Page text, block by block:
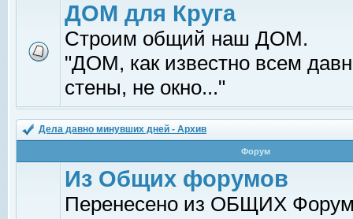
ДОМ для Круга
Строим общий наш ДОМ.
"ДОМ, как известно всем
стены, не окно..."
Дела давно минувших дней - Архив
Форум
Из Общих форумов
Перенесено из ОБЩИХ